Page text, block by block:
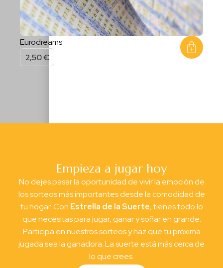
Eurodreams
2,50€
Empieza a jugar hoy
No dejes pasar la oportunidad de vivir la emoción de
los sorteos más importantes desde la comodidad de
tu hogar. Con Estrella de la Suerte, tienes todo lo
que necesitas para jugar, ganar y soñar en grande.
Participa en nuestros sorteos y haz que tu próxima
jugada sea la ganadora. La suerte está más cerca de
lo que crees.